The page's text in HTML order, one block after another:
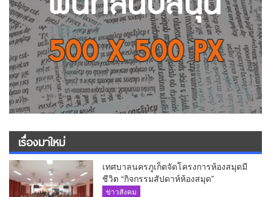
เรื่องมาใหม่
เทศบาลนครภูเก็ตจัดโครงการห้องสมุดมี
ชีวิต “กิจกรรมสัปดาห์ห้องสมุด”
ข่าวสังคม